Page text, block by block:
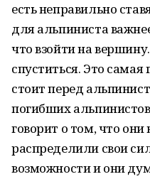
есть неправильно
для альпиниста
что взойти на
спуститься. Это самая
стоит перед
погибших
говорит о том, что они
распределили свои
возможности и они